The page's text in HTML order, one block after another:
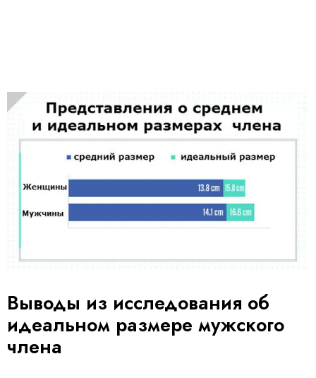
Выводы из исследования об
идеальном размере мужского
члена